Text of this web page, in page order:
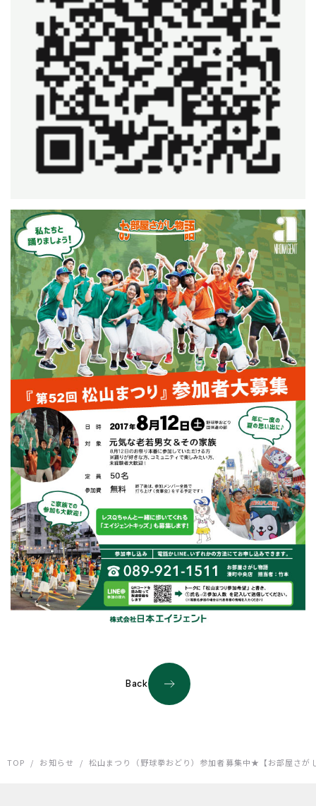
Back
TOP / お知らせ / 松山まつり（野球拳おどり）参加者募集中★【お部屋さが